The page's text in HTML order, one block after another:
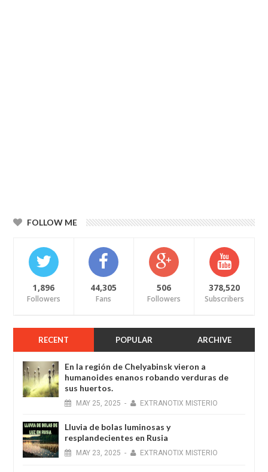
FOLLOW ME
1,896
Followers
44,305
Fans
506
Followers
378,520
Subscribers
RECENT POPULAR ARCHIVE
En la región de Chelyabinsk vieron a
humanoides enanos robando verduras de
sus huertos.
MAY 25, 2025 - EXTRANOTIX MISTERIO
Lluvia de bolas luminosas y
resplandecientes en Rusia
MAY 23, 2025 - EXTRANOTIX MISTERIO